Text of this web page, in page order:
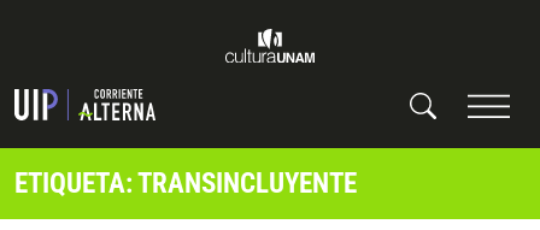
ETIQUETA: TRANSINCLUYENTE